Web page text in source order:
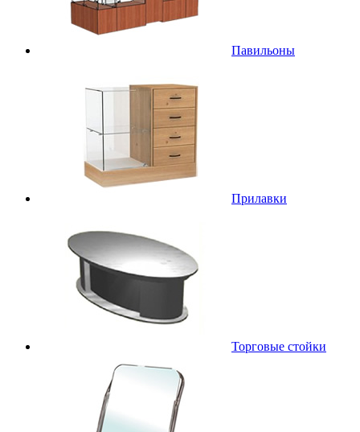
Павильоны
Прилавки
Торговые стойки